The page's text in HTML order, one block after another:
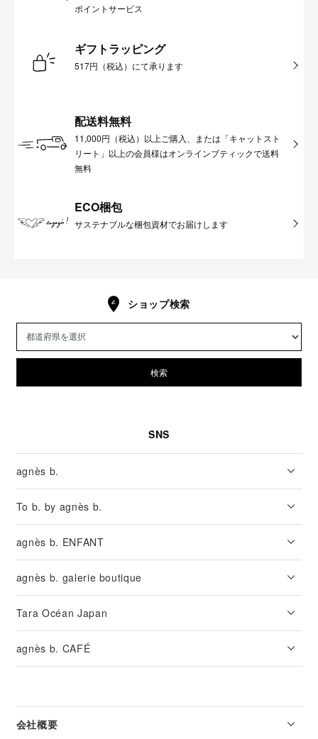
ポイントサービス
ギフトラッピング
517円（税込）にて承ります
配送料無料
11,000円（税込）以上ご購入、または「キャットスト
リート」以上の会員様はオンラインブティックで送料
無料
ECO梱包
サステナブルな梱包資材でお届けします
ショップ検索
検索
SNS
agnès b.
To b. by agnès b.
agnès b. ENFANT
agnès b. galerie boutique
Tara Océan Japan
agnès b. CAFÉ
会社概要